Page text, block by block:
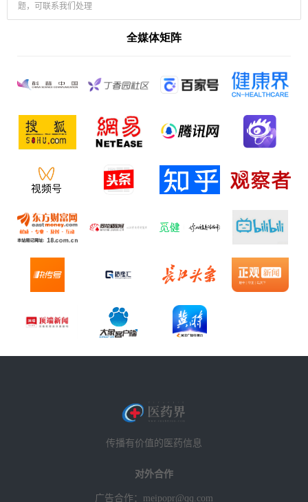
题，可联系我们处理
传播有价值的医药信息
对外合作
广告合作：meipopr@qq.com